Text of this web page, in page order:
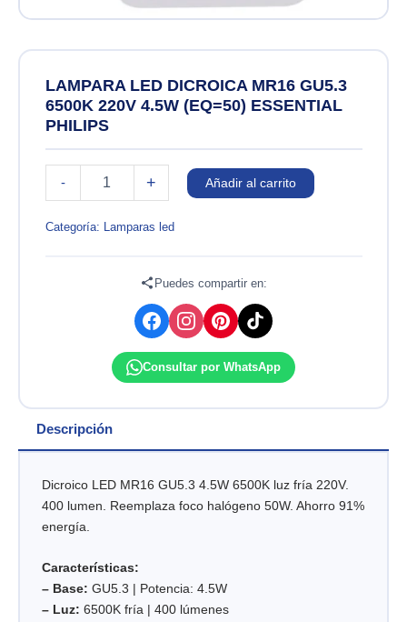
LAMPARA LED DICROICA MR16 GU5.3
6500K 220V 4.5W (EQ=50) ESSENTIAL
PHILIPS
-
MR16
+ Añadir al carrito
Categoría: Lamparas led
Puedes compartir en:
Consultar por WhatsApp
Descripción
Dicroico LED MR16 GU5.3 4.5W 6500K luz fría 220V.
400 lumen. Reemplaza foco halógeno 50W. Ahorro 91%
energía.
Características:
– Base: GU5.3 | Potencia: 4.5W
– Luz: 6500K fría | 400 lúmenes